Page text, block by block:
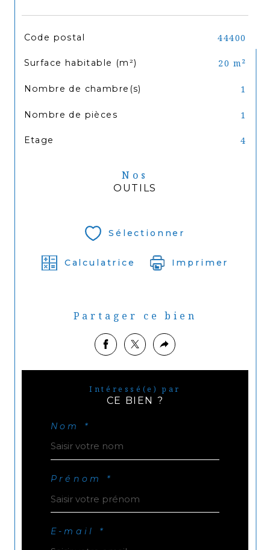
TRAD_SIROCCO_Caracteristique
Code postal 44400
Surface habitable (m²) 20 m²
Nombre de chambre(s) 1
Nombre de pièces 1
Etage 4
Nos
OUTILS
Sélectionner
Calculatrice Imprimer
Partager ce bien
Intéressé(e) par
CE BIEN ?
Nom *
Prénom *
E-mail *